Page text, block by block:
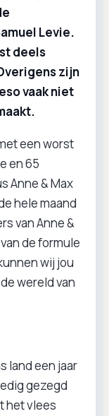
Levie.
deels
zijn
vaak niet
een worst
en 65
Anne & Max
hele maand
van Anne &
de formule
wij jou
wereld van
land een jaar
gezegd
het vlees